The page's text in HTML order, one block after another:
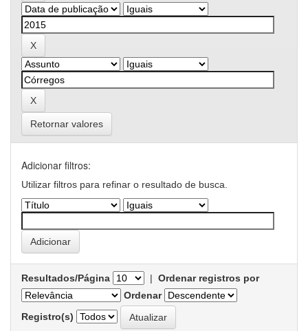
Retornar valores
Adicionar filtros:
Utilizar filtros para refinar o resultado de busca.
Resultados/Página | Ordenar registros por
Ordenar
Registro(s)